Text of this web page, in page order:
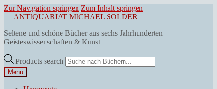
Zur Navigation springen Zum Inhalt springen
ANTIQUARIAT MICHAEL SOLDER
Seltene und schöne Bücher aus sechs Jahrhunderten
Geisteswissenschaften & Kunst
Products search
Menü